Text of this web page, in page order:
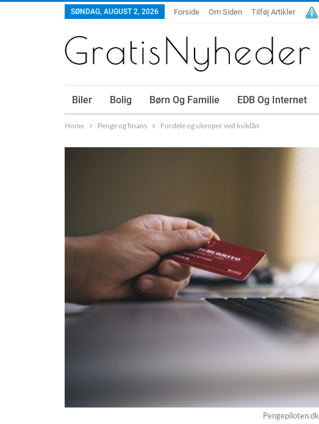
SØNDAG, AUGUST 2, 2026 Forside Om Siden Tilføj Artikler
Biler Bolig Børn Og Familie EDB Og Internet
Home Penge og finans Fordele og ulemper ved kviklån
Pengepiloten.dk